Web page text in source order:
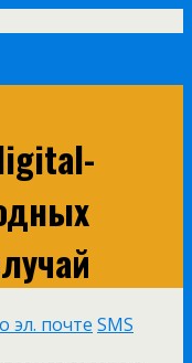
эл. почте SMS